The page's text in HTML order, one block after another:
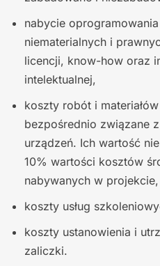
nabycie
niematerialnych i
licencji, know-how oraz
intelektualnej,
koszty robót i
bezpośrednio związane
urządzeń. Ich wartość
10% wartości kosztów
nabywanych w projekcie,
koszty usług
koszty ustanowienia i
zaliczki.